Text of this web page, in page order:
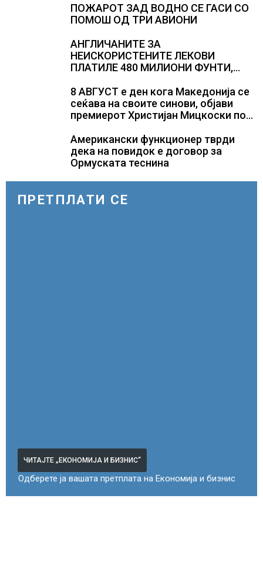
Полска, Франција и Германија
ПОЖАРОТ ЗАД ВОДНО СЕ ГАСИ СО
ПОМОШ ОД ТРИ АВИОНИ
АНГЛИЧАНИТЕ ЗА
НЕИСКОРИСТЕНИТЕ ЛЕКОВИ
ПЛАТИЛЕ 480 МИЛИОНИ ФУНТИ,
само лекови што навистина им се
потребни
8 АВГУСТ е ден кога Македонија се
сеќава на своите синови, објави
премиерот Христијан Мицкоски по
загинувањето на десетмината
прилепски бранители
Американски функционер тврди
дека на повидок е договор за
Ормуската теснина
ПРЕТПЛАТИ СЕ
ЧИТАЈТЕ „ЕКОНОМИЈА И БИЗНИС“
Одберете ја вашата претплата на Економија и бизнис